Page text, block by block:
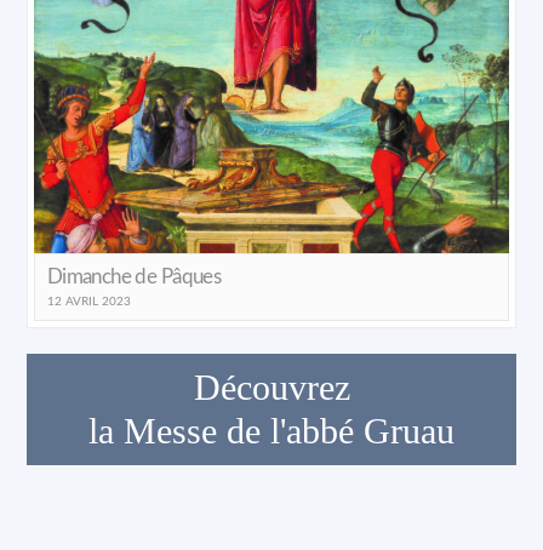
Dimanche de Pâques
12 AVRIL 2023
Découvrez
la Messe de l'abbé Gruau